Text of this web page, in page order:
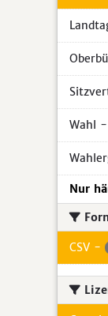
Wahl -
Nur
CSV -